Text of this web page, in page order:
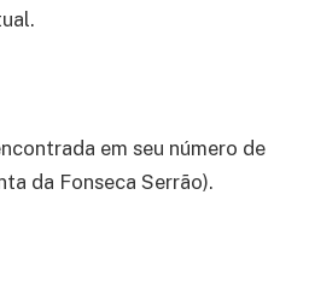
em seu número de
da Fonseca Serrão).